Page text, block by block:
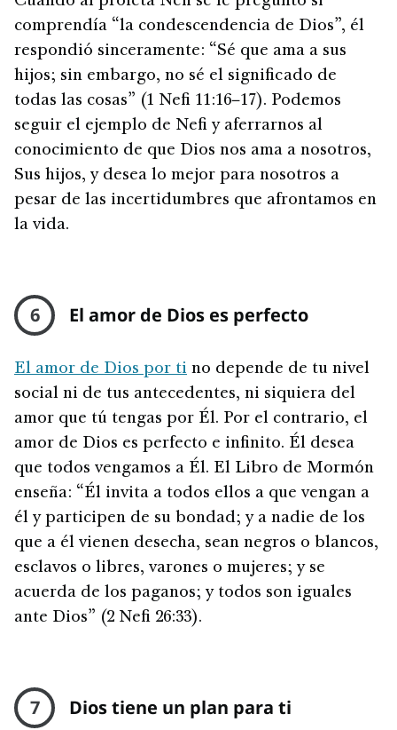
comprendía “la condescendencia de Dios”, él
respondió sinceramente: “Sé que ama a sus
hijos; sin embargo, no sé el significado de
todas las cosas” (1 Nefi 11:16−17). Podemos
seguir el ejemplo de Nefi y aferrarnos al
conocimiento de que Dios nos ama a nosotros,
Sus hijos, y desea lo mejor para nosotros a
pesar de las incertidumbres que afrontamos en
la vida.
6 El amor de Dios es perfecto
El amor de Dios por ti no depende de tu nivel
social ni de tus antecedentes, ni siquiera del
amor que tú tengas por Él. Por el contrario, el
amor de Dios es perfecto e infinito. Él desea
que todos vengamos a Él. El Libro de Mormón
enseña: “Él invita a todos ellos a que vengan a
él y participen de su bondad; y a nadie de los
que a él vienen desecha, sean negros o blancos,
esclavos o libres, varones o mujeres; y se
acuerda de los paganos; y todos son iguales
ante Dios” (2 Nefi 26:33).
7 Dios tiene un plan para ti